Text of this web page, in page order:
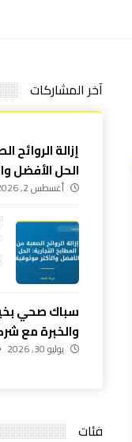
آخر المشاركات
إزالة الروائح
الحل الأفضل
أغسطس 2, 2026
سباك صحي
والخبرة مع
يوليو 30, 2026
فئات